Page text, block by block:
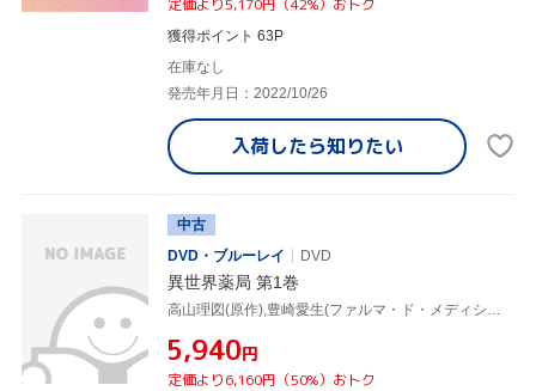
獲得ポイント 63P
在庫なし
発売年月日：2022/10/26
入荷したら知りたい
中古
DVD・ブルーレイ
DVD
異世界薬局 第1巻
¥5,940円
定価より6,160円（50%）おトク